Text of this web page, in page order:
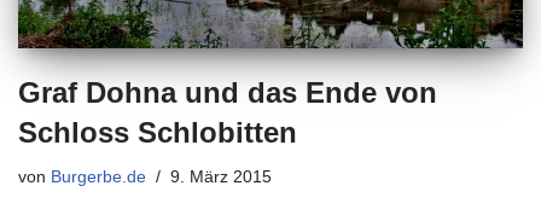
Graf Dohna und das Ende von
Schloss Schlobitten
von Burgerbe.de 9. März 2015